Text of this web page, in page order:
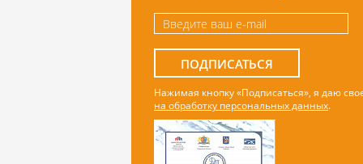
ПОДПИСАТЬСЯ
Нажимая кнопку «Подписаться», я даю
на обработку персональных данных.